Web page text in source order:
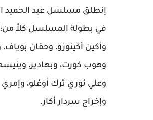
في بطولة المسلسل كلاً
وأكين أكينوزو، وحقان
وهوب كورت، وبهادير،
وعلي نوري ترك أوغلو، وإمري
وإخراج سردار أكار.